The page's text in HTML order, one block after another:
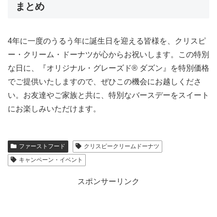
まとめ
4年に一度のうるう年に誕生日を迎える皆様を、クリスピ
ー・クリーム・ドーナツが心からお祝いします。この特別
な日に、『オリジナル・グレーズド® ダズン』を特別価格
でご提供いたしますので、ぜひこの機会にお越しくださ
い。お友達やご家族と共に、特別なバースデーをスイート
にお楽しみいただけます。
ファーストフード
クリスピークリームドーナツ
キャンペーン・イベント
スポンサーリンク